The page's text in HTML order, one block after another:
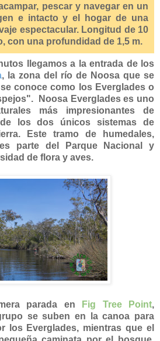
pescar y navegar en un
e intacto y el hogar de una
espectacular. Longitud de 10
con una profundidad de 1,5 m.
llegamos a la entrada de los
, la zona del río de Noosa que se
conoce como los Everglades o
Noosa Everglades es uno
más impresionantes de
los dos únicos sistemas de
Este tramo de humedales,
parte del Parque Nacional y
de flora y aves.
parada en Fig Tree Point,
se suben en la canoa para
los Everglades, mientras que el